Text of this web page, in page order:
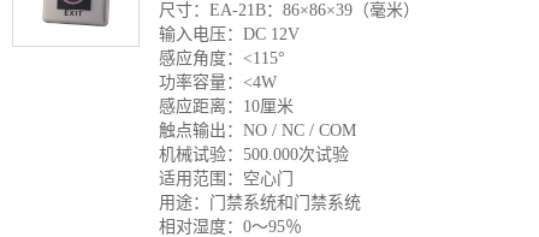
尺寸：EA-21B：86×86×39（毫米）
输入电压：DC 12V
感应角度：<115°
功率容量：<4W
感应距离：10厘米
触点输出：NO / NC / COM
机械试验：500.000次试验
适用范围：空心门
用途：门禁系统和门禁系统
相对湿度：0〜95％